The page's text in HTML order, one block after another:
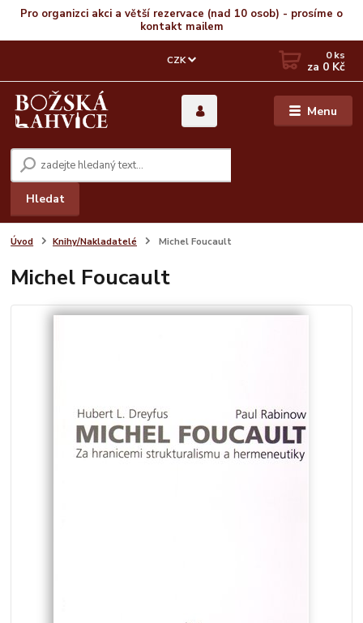
Pro organizci akci a větší rezervace (nad 10 osob) - prosíme o
kontakt mailem
Menu
CZK
Hledat
0ks
za 0 Kč
Úvod Knihy/Nakladatelé Michel Foucault
Michel Foucault